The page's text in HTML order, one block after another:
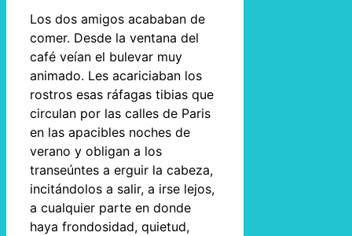
Los dos amigos acababan de
comer. Desde la ventana del
café veían el bulevar muy
animado. Les acariciaban los
rostros esas ráfagas tibias que
circulan por las calles de Paris
en las apacibles noches de
verano y obligan a los
transeúntes a erguir la cabeza,
incitándolos a salir, a irse lejos,
a cualquier parte en donde
haya frondosidad, quietud,